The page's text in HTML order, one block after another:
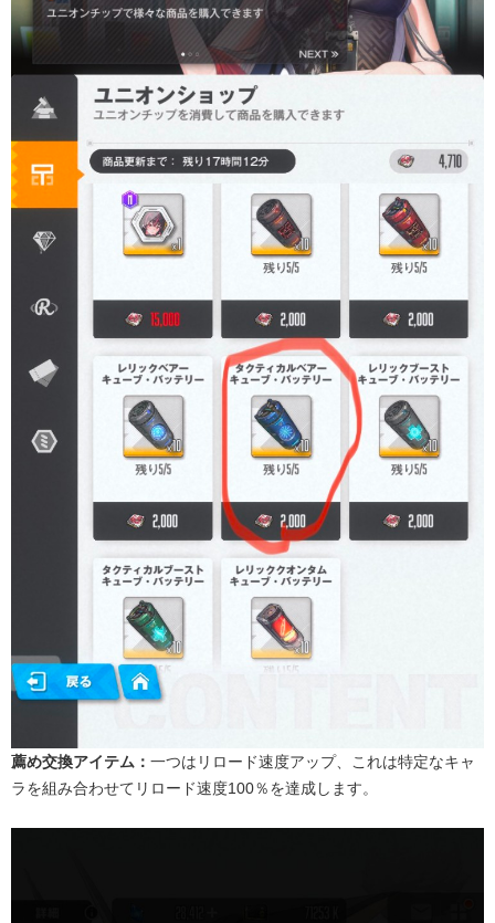
薦め交換アイテム： 一つはリロード速度アップ、これは特定なキャ
ラを組み合わせてリロード速度100％を達成します。